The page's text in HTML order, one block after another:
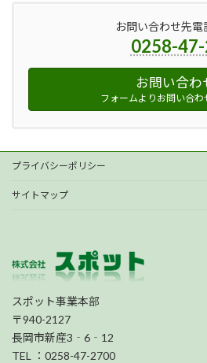
お問い合わせ先電
0258-
お問い合わ
フォームよりお問い合わ
プライバシーポリシー
サイトマップ
スポット事業本部
〒940-2127
長岡市新産3‐6‐12
TEL ：0258-47-2700